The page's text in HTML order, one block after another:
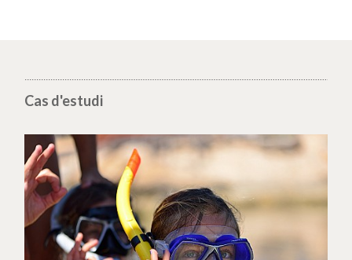
Cas d'estudi